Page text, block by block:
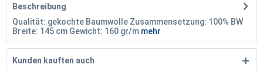
Beschreibung
Qualität: gekochte Baumwolle Zusammensetzung: 100% BW
Breite: 145 cm Gewicht: 160 gr/m mehr
Kunden kauften auch